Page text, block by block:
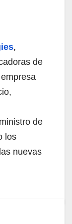
,
de
de
los
nuevas